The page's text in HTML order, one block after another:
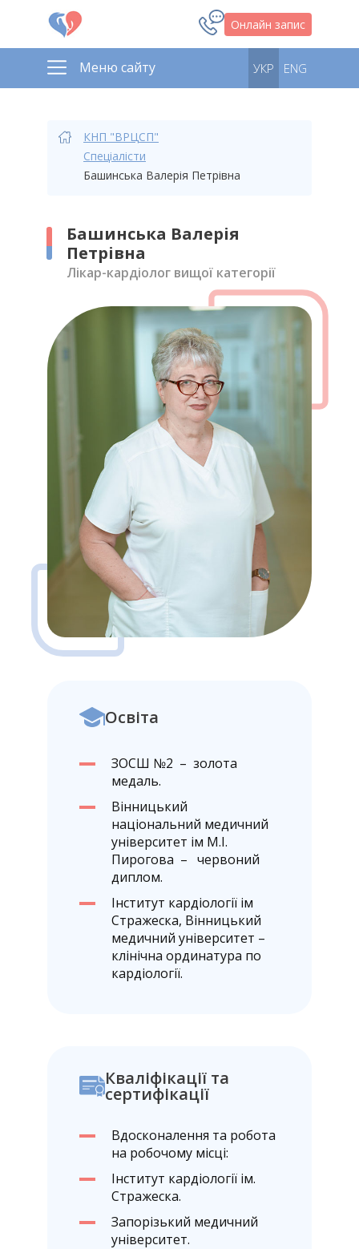
Онлайн запис
Меню сайту УКР ENG
КНП "ВРЦСП"
Спеціалісти
Башинська Валерія Петрівна
Башинська Валерія
Петрівна
Лікар-кардіолог вищої категорії
Освіта
ЗОСШ №2 – золота
медаль.
Вінницький
національний медичний
університет ім М.І.
Пирогова – червоний
диплом.
Інститут кардіології ім
Стражеска, Вінницький
медичний університет –
клінічна ординатура по
кардіології.
Кваліфікації та
сертифікації
Вдосконалення та робота
на робочому місці:
Інститут кардіології ім.
Стражеска.
Запорізький медичний
університет.